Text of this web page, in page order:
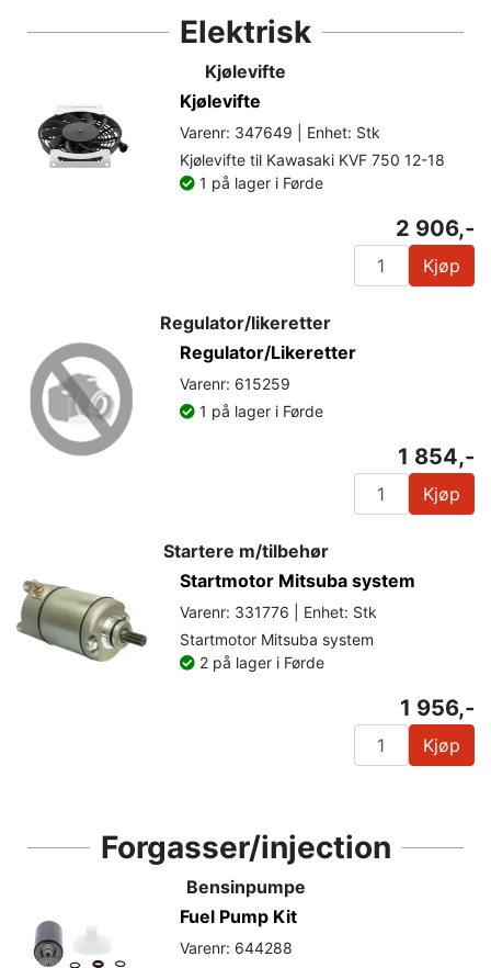
Elektrisk
Kjølevifte
Kjølevifte
Varenr: 347649 | Enhet: Stk
Kjølevifte til Kawasaki KVF 750 12-18
1 på lager i Førde
2 906,-
Kjøp
Regulator/likeretter
Regulator/Likeretter
Varenr: 615259
1 på lager i Førde
1 854,-
Kjøp
Startere m/tilbehør
Startmotor Mitsuba system
Varenr: 331776 | Enhet: Stk
Startmotor Mitsuba system
2 på lager i Førde
1 956,-
Kjøp
Forgasser/injection
Bensinpumpe
Fuel Pump Kit
Varenr: 644288